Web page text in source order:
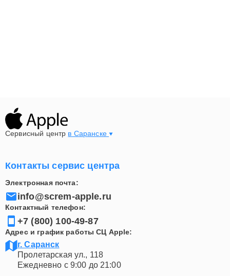
Сервисный центр в Саранске
Контакты сервис центра
Электронная почта:
info@screm-apple.ru
Контактный телефон:
+7 (800) 100-49-87
Адрес и график работы СЦ Apple:
г. Саранск
Пролетарская ул., 118
Ежедневно с 9:00 до 21:00